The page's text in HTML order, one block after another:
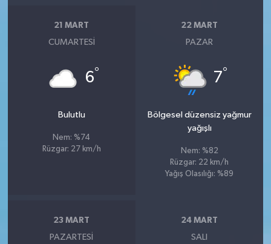
21 MART
CUMARTESI
6°
Bulutlu
Nem: %74
Rüzgar: 27 km/h
22 MART
PAZAR
7°
Bölgesel düzensiz yağmur
yağışlı
Nem: %82
Rüzgar: 22 km/h
Yağış Olasılığı: %89
23 MART
PAZARTESI
24 MART
SALI